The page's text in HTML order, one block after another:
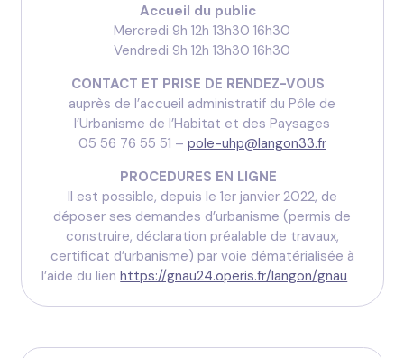
Accueil du public
Mercredi 9h 12h 13h30 16h30
Vendredi 9h 12h 13h30 16h30
CONTACT ET PRISE DE RENDEZ-VOUS
auprès de l’accueil administratif du Pôle de
l’Urbanisme de l’Habitat et des Paysages
05 56 76 55 51 – pole-uhp@langon33.fr
PROCEDURES EN LIGNE
Il est possible, depuis le 1er janvier 2022, de
déposer ses demandes d’urbanisme (permis de
construire, déclaration préalable de travaux,
certificat d’urbanisme) par voie dématérialisée à
l’aide du lienhttps://gnau24.operis.fr/langon/gnau